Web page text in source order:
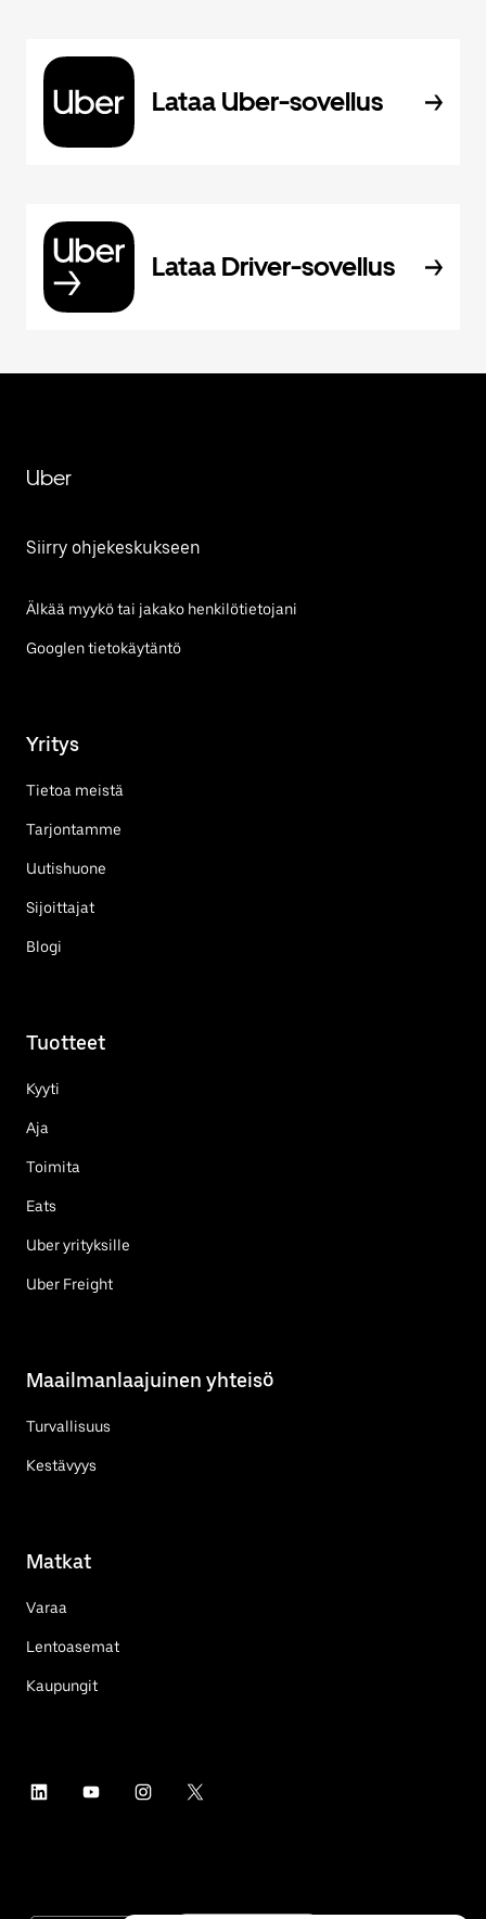
Lataa Uber-sovellus
Lataa Driver-sovellus
Uber
Siirry ohjekeskukseen
Älkää myykö tai jakako henkilötietojani
Googlen tietokäytäntö
Yritys
Tietoa meistä
Tarjontamme
Uutishuone
Sijoittajat
Blogi
Tuotteet
Kyyti
Aja
Toimita
Eats
Uber yrityksille
Uber Freight
Maailmanlaajuinen yhteisö
Turvallisuus
Kestävyys
Matkat
Varaa
Lentoasemat
Kaupungit